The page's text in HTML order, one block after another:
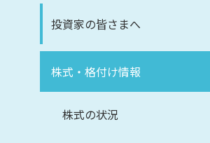
投資家の皆さまへ
株式・格付け情報
株式の状況